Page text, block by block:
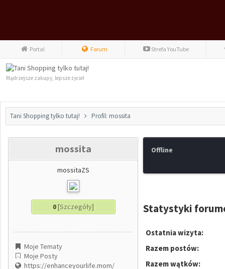
Portal Forum Strefa YouTube
Mądrzejsze zakupy, lepsze życie!
Tani Shopping tylko tutaj! Profil: mossita
mossita
mossitaZS
0[Szczegóły]
Moje Tematy
Moje Posty
https://enhanceyourlife.mom/
Offline
Statystyki
Ostatnia wizyta:
Razem postów:
Razem wątków: